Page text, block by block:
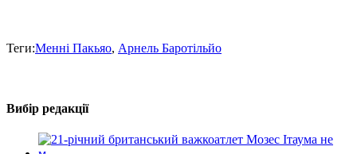
Теги:Менні Пакьяо, Арнель Баротільйо
Вибір редакції